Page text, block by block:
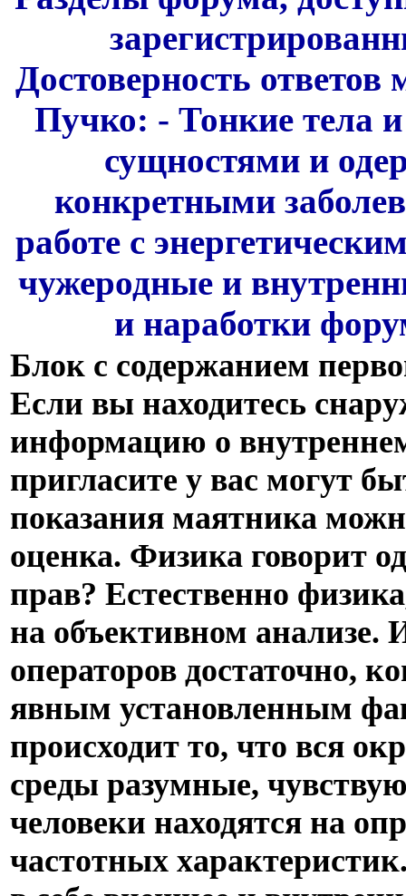
Достоверность
Пучко: - Тонкие тела
сущностями и
конкретными
работе с
чужеродные и
и наработки
Блок с содержанием
Если вы находитесь
информацию о
пригласите у вас могут
показания маятника
оценка. Физика говорит
прав? Естественно
на объективном анализе.
операторов достаточно,
явным установленным
происходит то, что вся
среды разумные,
человеки находятся на
частотных